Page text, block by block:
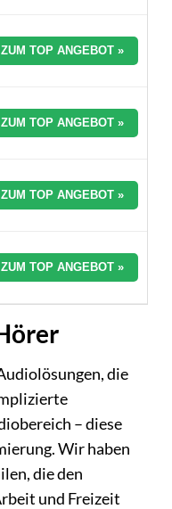
ZUM TOP ANGEBOT »
ZUM TOP ANGEBOT »
ZUM TOP ANGEBOT »
ZUM TOP ANGEBOT »
die
– diese
Wir haben
die den
und Freizeit